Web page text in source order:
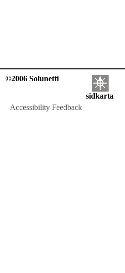
©2006 Solunetti
sidkarta
Accessibility Feedback